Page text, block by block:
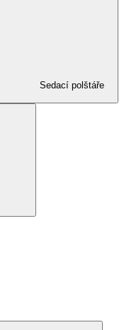
Sedací polštáře